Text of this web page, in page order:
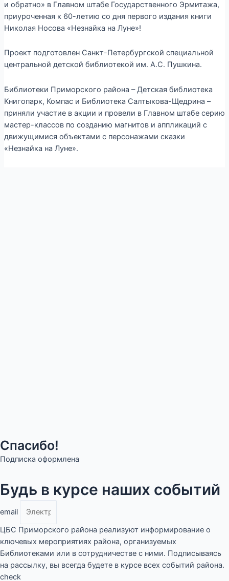
и обратно» в Главном штабе Государственного Эрмитажа,
приуроченная к 60-летию со дня первого издания книги
Николая Носова «Незнайка на Луне»!
Проект подготовлен Санкт-Петербургской специальной
центральной детской библиотекой им. А.С. Пушкина.
Библиотеки Приморского района – Детская библиотека
Книгопарк, Компас и Библиотека Салтыкова-Щедрина –
приняли участие в акции и провели в Главном штабе серию
мастер-классов по созданию магнитов и аппликаций с
движущимися объектами с персонажами сказки
«Незнайка на Луне».
Спасибо!
Подписка оформлена
Будь в курсе наших событий
email
ЦБС Приморского района реализуют информирование о
ключевых мероприятиях района, организуемых
Библиотеками или в сотрудничестве с ними. Подписываясь
на рассылку, вы всегда будете в курсе всех событий района.
check